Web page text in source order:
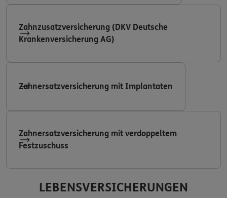
Zahnzusatzversicherung (DKV Deutsche
Krankenversicherung AG)
Zahnersatzversicherung mit Implantaten
Zahnersatzversicherung mit verdoppeltem
Festzuschuss
LEBENSVERSICHERUNGEN